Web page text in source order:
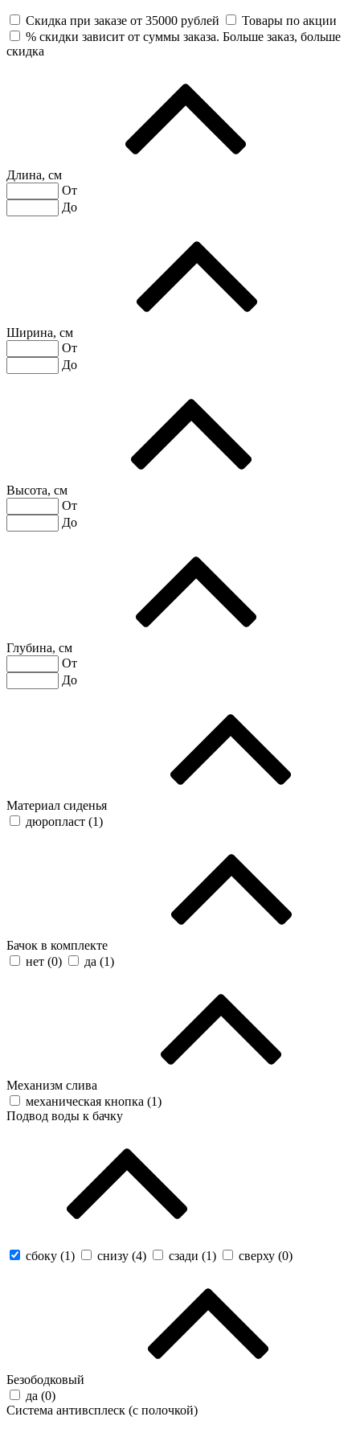
Скидка при заказе от 35000 рублей
Товары по акции
% скидки зависит от суммы заказа. Больше заказ, больше
скидка
Длина, см
От
До
Ширина, см
От
До
Высота, см
От
До
Глубина, см
От
До
Материал сиденья
дюропласт (1)
Бачок в комплекте
нет (0) да (1)
Механизм слива
механическая кнопка (1)
Подвод воды к бачку
сбоку (1) снизу (4) сзади (1) сверху (0)
Безободковый
да (0)
Система антивсплеск (с полочкой)